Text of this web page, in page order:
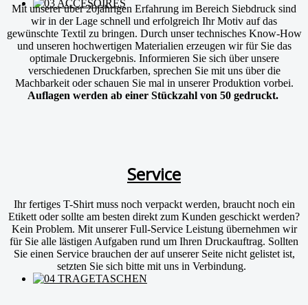
Mit unserer über 20jährigen Erfahrung im Bereich Siebdruck sind
wir in der Lage schnell und erfolgreich Ihr Motiv auf das
gewünschte Textil zu bringen. Durch unser technisches Know-How
und unseren hochwertigen Materialien erzeugen wir für Sie das
optimale Druckergebnis. Informieren Sie sich über unsere
verschiedenen Druckfarben, sprechen Sie mit uns über die
Machbarkeit oder schauen Sie mal in unserer Produktion vorbei.
Auflagen werden ab einer Stückzahl von 50 gedruckt.
Service
Ihr fertiges T-Shirt muss noch verpackt werden, braucht noch ein
Etikett oder sollte am besten direkt zum Kunden geschickt werden?
Kein Problem. Mit unserer Full-Service Leistung übernehmen wir
für Sie alle lästigen Aufgaben rund um Ihren Druckauftrag. Sollten
Sie einen Service brauchen der auf unserer Seite nicht gelistet ist,
setzten Sie sich bitte mit uns in Verbindung.